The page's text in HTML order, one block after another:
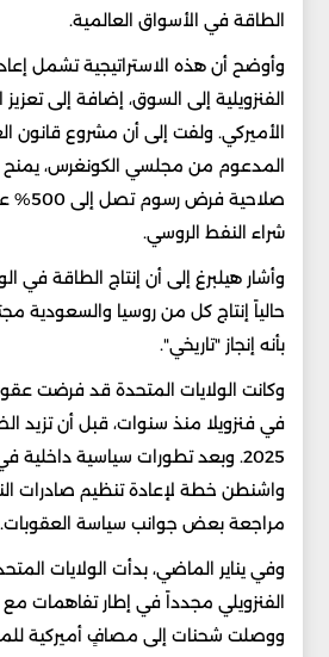
الطاقة في الأسواق العالمية.
وأوضح أن هذه الاستراتيجية تشمل
الفنزويلية إلى السوق، إضافة إلى تعزيز
الأميركي. ولفت إلى أن مشروع قانون
المدعوم من مجلسي الكونغرس، يمنح
صلاحية
شراء النفط الروسي.
وأشار هيلبرغ إلى أن إنتاج الطاقة في
حالياً إنتاج كل من روسيا والسعودية
بأنه إنجاز "تاريخي".
وكانت الولايات المتحدة قد فرضت
في فنزويلا منذ سنوات، قبل أن تزيد
2025. وبعد تطورات سياسية داخلية
واشنطن خطة لإعادة تنظيم صادرات
مراجعة بعض جوانب سياسة العقوبات.
وفي يناير الماضي، بدأت الولايات
الفنزويلي مجدداً في إطار تفاهمات مع
ووصلت شحنات إلى مصافٍ أميركية